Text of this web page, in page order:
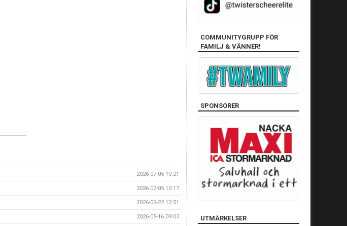
2026-07-05 10:21
2026-07-05 10:17
2026-06-22 12:51
2026-05-16 09:03
COMMUNITYGRUPP FÖR
FAMILJ & VÄNNER!
SPONSORER
UTMÄRKELSER